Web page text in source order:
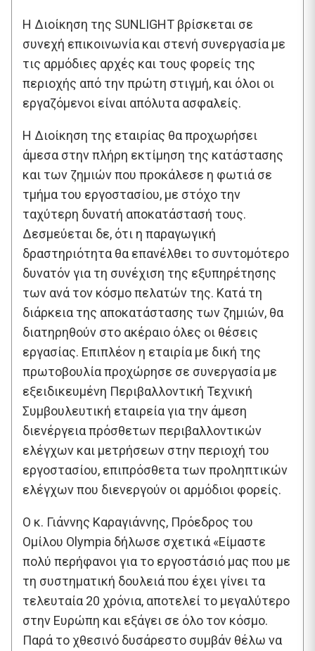
Η Διοίκηση της SUNLIGHT βρίσκεται σε
συνεχή επικοινωνία και στενή συνεργασία με
τις αρμόδιες αρχές και τους φορείς της
περιοχής από την πρώτη στιγμή, και όλοι οι
εργαζόμενοι είναι απόλυτα ασφαλείς.
Η Διοίκηση της εταιρίας θα προχωρήσει
άμεσα στην πλήρη εκτίμηση της κατάστασης
και των ζημιών που προκάλεσε η φωτιά σε
τμήμα του εργοστασίου, με στόχο την
ταχύτερη δυνατή αποκατάστασή τους.
Δεσμεύεται δε, ότι η παραγωγική
δραστηριότητα θα επανέλθει το συντομότερο
δυνατόν για τη συνέχιση της εξυπηρέτησης
των ανά τον κόσμο πελατών της. Κατά τη
διάρκεια της αποκατάστασης των ζημιών, θα
διατηρηθούν στο ακέραιο όλες οι θέσεις
εργασίας. Επιπλέον η εταιρία με δική της
πρωτοβουλία προχώρησε σε συνεργασία με
εξειδικευμένη Περιβαλλοντική Τεχνική
Συμβουλευτική εταιρεία για την άμεση
διενέργεια πρόσθετων περιβαλλοντικών
ελέγχων και μετρήσεων στην περιοχή του
εργοστασίου, επιπρόσθετα των προληπτικών
ελέγχων που διενεργούν οι αρμόδιοι φορείς.
Ο κ. Γιάννης Καραγιάννης, Πρόεδρος του
Ομίλου Olympia δήλωσε σχετικά «Είμαστε
πολύ περήφανοι για το εργοστάσιό μας που με
τη συστηματική δουλειά που έχει γίνει τα
τελευταία 20 χρόνια, αποτελεί το μεγαλύτερο
στην Ευρώπη και εξάγει σε όλο τον κόσμο.
Παρά το χθεσινό δυσάρεστο συμβάν θέλω να